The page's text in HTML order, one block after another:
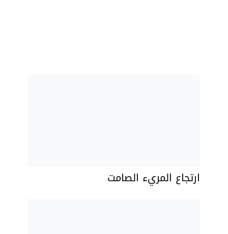
ارتجاع المريء الصامت